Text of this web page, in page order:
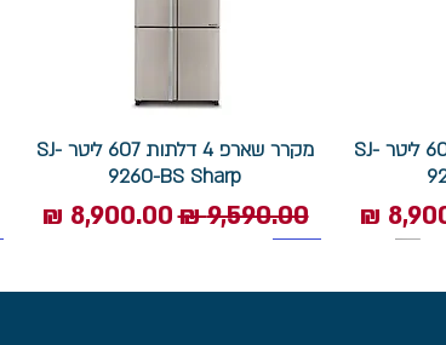
מקרר שארפ 4 דלתות 607 ליטר SJ-
מבצע
מקרר שארפ 4 דלתות 607 ליטר SJ-
9260-BS Sharp
מחיר רגיל‏9,590.00 ‏₪ מחיר מבצע